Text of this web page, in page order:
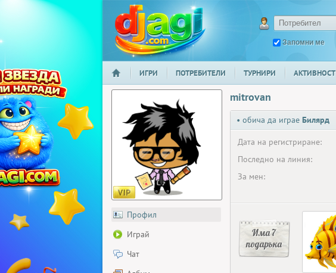
Запомни ме
НАЧАЛО
ИГРИ ПОТРЕБИТЕЛИ ТУРНИРИ АКТИВНОСТ
Профил
Играй
Чат
mitrovan
• обича да играе Билярд
Дата на регистриране:
Последно на линия:
За мен:
Има 7
подаръка